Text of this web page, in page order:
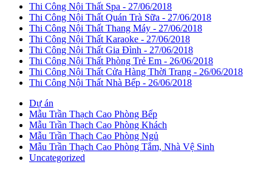
Thi Công Nội Thất Spa - 27/06/2018
Thi Công Nội Thất Quán Trà Sữa - 27/06/2018
Thi Công Nội Thất Thang Máy - 27/06/2018
Thi Công Nội Thất Karaoke - 27/06/2018
Thi Công Nội Thất Gia Đình - 27/06/2018
Thi Công Nội Thất Phòng Trẻ Em - 26/06/2018
Thi Công Nội Thất Cửa Hàng Thời Trang - 26/06/2018
Thi Công Nội Thất Nhà Bếp - 26/06/2018
Dự án
Mẫu Trần Thạch Cao Phòng Bếp
Mẫu Trần Thạch Cao Phòng Khách
Mẫu Trần Thạch Cao Phòng Ngủ
Mẫu Trần Thạch Cao Phòng Tắm, Nhà Vệ Sinh
Uncategorized